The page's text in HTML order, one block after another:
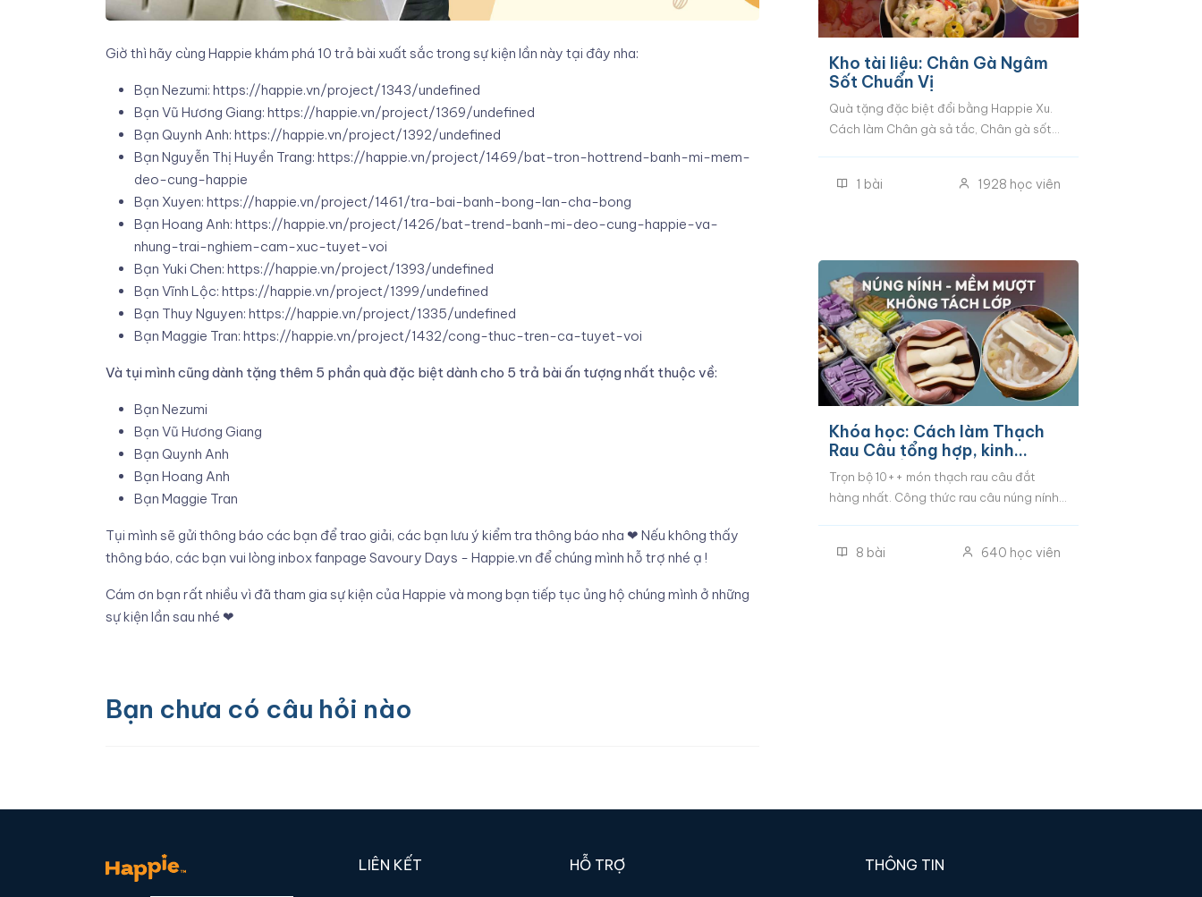
Giờ thì hãy cùng Happie khám phá 10 trả bài xuất sắc trong sự kiện lần này tại đây nha:
Bạn Nezumi: https://happie.vn/project/1343/undefined
Bạn Vũ Hương Giang: https://happie.vn/project/1369/undefined
Bạn Quynh Anh: https://happie.vn/project/1392/undefined
Bạn Nguyễn Thị Huyền Trang: https://happie.vn/project/1469/bat-tron-hottrend-banh-mi-mem-
deo-cung-happie
Bạn Xuyen: https://happie.vn/project/1461/tra-bai-banh-bong-lan-cha-bong
Bạn Hoang Anh: https://happie.vn/project/1426/bat-trend-banh-mi-deo-cung-happie-va-
nhung-trai-nghiem-cam-xuc-tuyet-voi
Bạn Yuki Chen: https://happie.vn/project/1393/undefined
Bạn Vĩnh Lộc: https://happie.vn/project/1399/undefined
Bạn Thuy Nguyen: https://happie.vn/project/1335/undefined
Bạn Maggie Tran: https://happie.vn/project/1432/cong-thuc-tren-ca-tuyet-voi
Và tụi mình cũng dành tặng thêm 5 phần quà đặc biệt dành cho 5 trả bài ấn tượng nhất thuộc về:
Bạn Nezumi
Bạn Vũ Hương Giang
Bạn Quynh Anh
Bạn Hoang Anh
Bạn Maggie Tran
Tụi mình sẽ gửi thông báo các bạn để trao giải, các bạn lưu ý kiểm tra thông báo nha ❤ Nếu không thấy
thông báo, các bạn vui lòng inbox fanpage Savoury Days - Happie.vn để chúng mình hỗ trợ nhé ạ !
Cám ơn bạn rất nhiều vì đã tham gia sự kiện của Happie và mong bạn tiếp tục ủng hộ chúng mình ở những
sự kiện lần sau nhé ❤
Bạn chưa có câu hỏi nào
Kho tài liệu: Chân Gà Ngâm
Sốt Chuẩn Vị
Quà tặng đặc biệt đổi bằng Happie Xu.
Cách làm Chân gà sả tắc, Chân gà sốt
chấm thần thánh.
1 bài 1928 học viên
Khóa học: Cách làm Thạch
Rau Câu tổng hợp, kinh
doanh đắt hàng
Trọn bộ 10++ món thạch rau câu đắt
hàng nhất. Công thức rau câu núng nính,
câu sen nhãn dừa, rau câu pho-mai,..
8 bài 640 học viên
LIÊN KẾT HỖ TRỢ THÔNG TIN